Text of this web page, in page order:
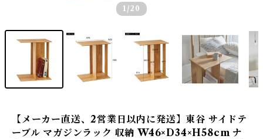
1 /20
【メーカー直送、2営業日以内に発送】東谷 サイドテ
ーブル マガジンラック 収納 W46×D34×H58cm ナ